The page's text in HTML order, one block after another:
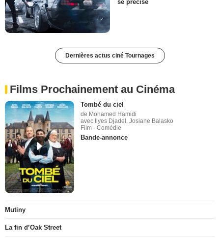
se précise
Dernières actus ciné Tournages
Films Prochainement au Cinéma
Tombé du ciel
de Mohamed Hamidi
avec Ilyes Djadel, Josiane Balasko
Film - Comédie
Bande-annonce
Mutiny
La fin d’Oak Street